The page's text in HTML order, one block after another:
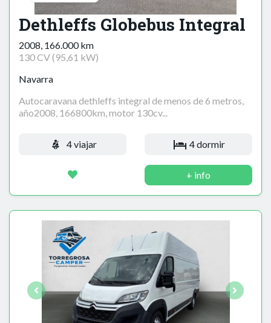
Dethleffs Globebus Integral
2008, 166.000 km
130 CV (95,61 kW)
Navarra
Autocaravana dethleffs integral de menos de 6 metros,
año2008, 166800km, motor 130cv...
4 viajar 4 dormir
+ info